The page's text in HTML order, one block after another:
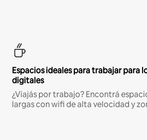
Espacios ideales para trabajar para
digitales
¿Viajás por trabajo? Encontrá
largas con wifi de alta velocidad y